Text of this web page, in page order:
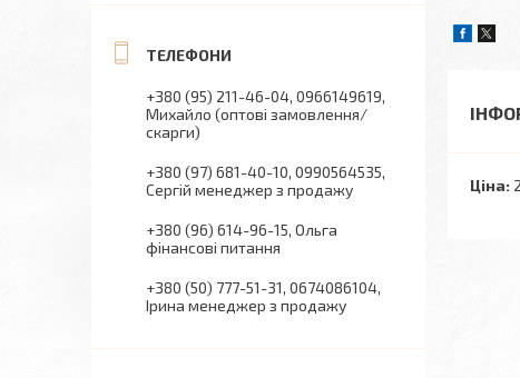
Ціна:
+380 (95) 211-46-04 0966149619
Михайло (оптові замовлення/
скарги)
+380 (97) 681-40-10 0990564535
Сергій менеджер з продажу
+380 (96) 614-96-15 Ольга
фінансові питання
+380 (50) 777-51-31 0674086104
Ірина менеджер з продажу